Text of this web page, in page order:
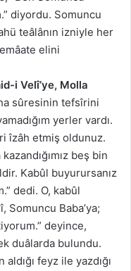
diyordu. Somuncu
teâlânın izniyle her
elini
i Velî’ye, Molla
sûresinin tefsîrini
yerler vardı.
îzâh etmiş oldunuz.
beş bin
Kabûl buyurursanız
dedi. O, kabûl
Somuncu Baba’ya;
deyince,
duâlarda bulundu.
feyz ile yazdığı